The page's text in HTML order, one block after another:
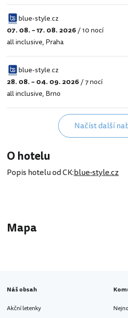
blue-
style.cz
blue-style.cz
07. 08. – 17. 08. 2026/10 nocí
all inclusive, Praha
blue-
style.cz
blue-style.cz
28. 08. – 04. 09. 2026/7 nocí
all inclusive, Brno
Načíst další
O hotelu
Popis hotelu od CK:blue-style.cz
Mapa
Náš obsah
Akční letenky